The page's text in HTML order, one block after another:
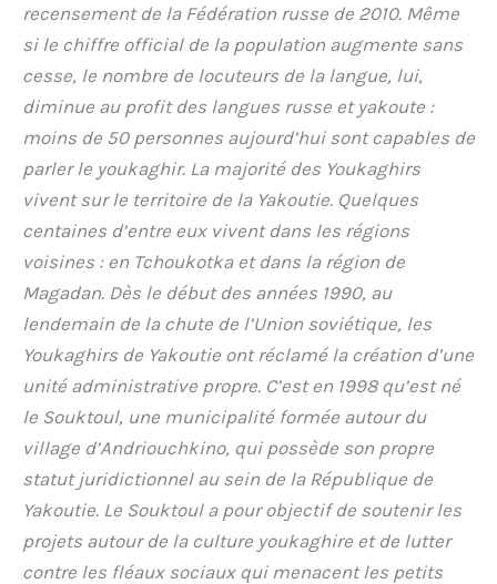
recensement de la Fédération russe de 2010. Même
si le chiffre official de la population augmente sans
cesse, le nombre de locuteurs de la langue, lui,
diminue au profit des langues russe et yakoute :
moins de 50 personnes aujourd’hui sont capables de
parler le youkaghir. La majorité des Youkaghirs
vivent sur le territoire de la Yakoutie. Quelques
centaines d’entre eux vivent dans les régions
voisines : en Tchoukotka et dans la région de
Magadan. Dès le début des années 1990, au
lendemain de la chute de l’Union soviétique, les
Youkaghirs de Yakoutie ont réclamé la création d’une
unité administrative propre. C’est en 1998 qu’est né
le Souktoul, une municipalité formée autour du
village d’Andriouchkino, qui possède son propre
statut juridictionnel au sein de la République de
Yakoutie. Le Souktoul a pour objectif de soutenir les
projets autour de la culture youkaghire et de lutter
contre les fléaux sociaux qui menacent les petits